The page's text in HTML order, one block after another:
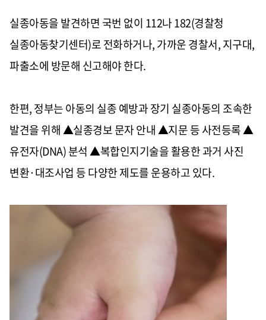
실종아동을 발견하면 국번 없이 112나 182(경찰청
실종아동찾기센터)로 전화하거나, 가까운 경찰서, 지구대,
파출소에 방문해 신고해야 한다.
한편, 정부는 아동의 실종 예방과 장기 실종아동의 조속한
발견을 위해 ▲실종경보 문자 안내 ▲지문 등 사전등록 ▲
유전자(DNA) 분석 ▲복합인지기술을 활용한 과거 사진
변환·대조사업 등 다양한 제도를 운용하고 있다.